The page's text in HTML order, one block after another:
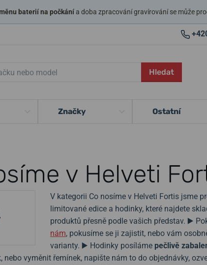
baterií na počkánía doba zpracování gravírování se může
Hledat
Značky Ostatní
v Helveti
V kategorii Co nosíme v Helveti Fortis jsme
limitované edice a hodinky, které najdete
produktů přesně podle vašich představ. ▶️
nám, pokusíme se ji zajistit, nebo vám
varianty. ▶️ Hodinky posíláme pečlivě
, nebo vyměnit řemínek, napište nám to do objednávky,